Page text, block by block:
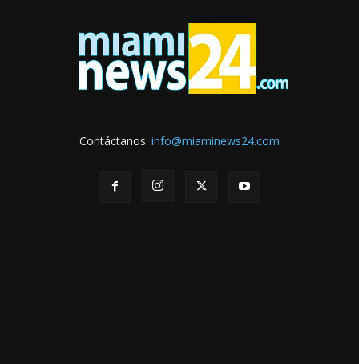
Contáctanos: info@miaminews24.com